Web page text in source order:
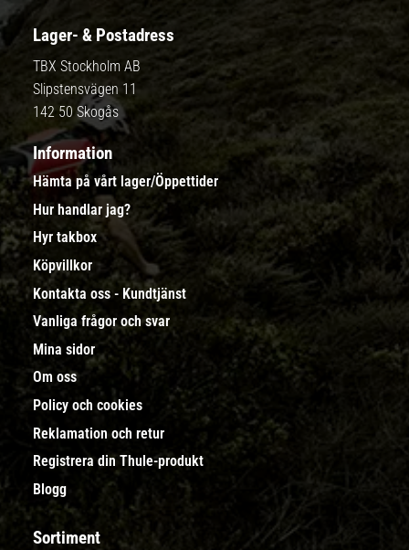
Lager- & Postadress
TBX Stockholm AB
Slipstensvägen 11
142 50 Skogås
Information
Hämta på vårt lager/Öppettider
Hur handlar jag?
Hyr takbox
Köpvillkor
Kontakta oss - Kundtjänst
Vanliga frågor och svar
Mina sidor
Om oss
Policy och cookies
Reklamation och retur
Registrera din Thule-produkt
Blogg
Sortiment